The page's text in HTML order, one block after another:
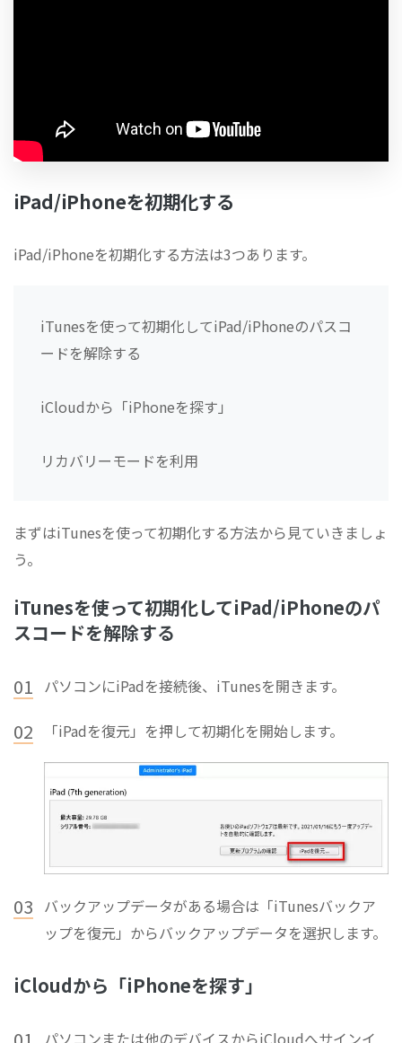
iPad/iPhoneを初期化する
iPad/iPhoneを初期化する方法は3つあります。
iTunesを使って初期化してiPad/iPhoneのパスコ
ードを解除する
iCloudから「iPhoneを探す」
リカバリーモードを利用
まずはiTunesを使って初期化する方法から見ていきましょ
う。
iTunesを使って初期化してiPad/iPhoneのパ
スコードを解除する
01 パソコンにiPadを接続後、iTunesを開きます。
02 「iPadを復元」を押して初期化を開始します。
03 バックアップデータがある場合は「iTunesバックア
ップを復元」からバックアップデータを選択します。
iCloudから「iPhoneを探す」
パソコンまたは他のデバイスからiCloudへサインイ